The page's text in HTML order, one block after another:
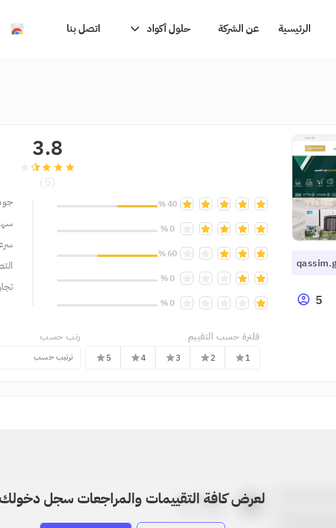
الرئيسية عن الشركة حلول أكواد اتصل بنا
5
3.8
grade
grade
grade
40 %
0 %
60 %
0 %
0 %
فلترة حسب التقييم
1
star
2
star
3
star
4
star
5
star
رتب حسب
ترتيب حسب
a بدون اسم
لعرض كافة التقييمات والمراجعات سجل دخولك